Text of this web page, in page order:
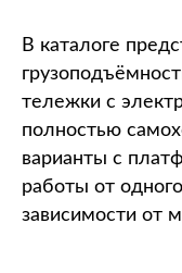
В каталоге
тележки с
полностью
варианты с
работы от
зависимости от